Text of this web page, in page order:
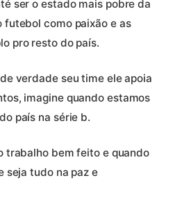
ser o estado mais pobre da
como paixão e as
pro resto do país.
verdade seu time ele apoia
imagine quando estamos
país na série b.
trabalho bem feito e quando
seja tudo na paz e